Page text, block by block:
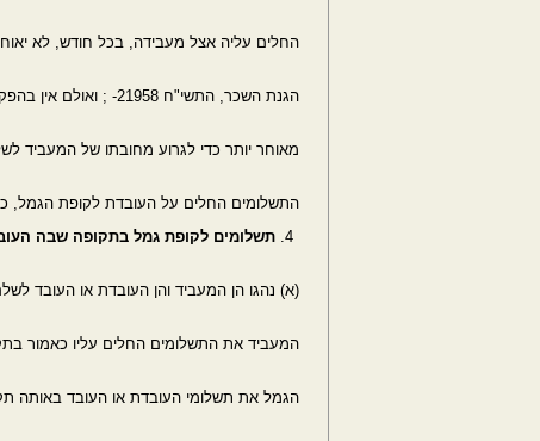
החלים עליה אצל מעבידה, בכל חודש, לא יאוחר
הגנת השכר, התשי"ח 21958- ; ואולם אין בהפקדת תשלומי העובדת אצל המעביד במועד
מאוחר יותר כדי לגרוע מחובתו של המעביד
התשלומים החלים על העובדת לקופת הגמל,
תשלומים לקופת גמל בתקופה שבה
(א) נהגו הן המעביד והן העובדת או העובד
המעביד את התשלומים החלים עליו כאמור
הגמל את תשלומי העובדת או העובד באותה